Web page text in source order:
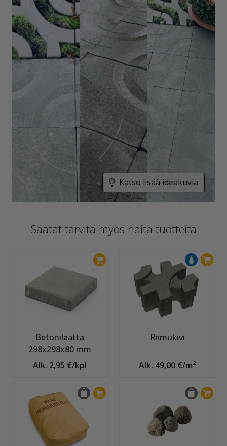
Katso lisää ideakuvia
Saatat tarvita myös näitä tuotteita
Betonilaatta
298x298x80 mm
Alk. 2,95 €/kpl
Riimukivi
Alk. 49,00 €/m²